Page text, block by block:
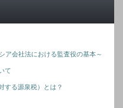
ア会社法における監査役の基本～
て
する源泉税）とは？